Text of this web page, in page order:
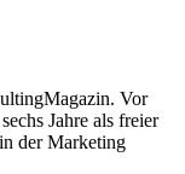
Vor
Jahre als freier
der Marketing